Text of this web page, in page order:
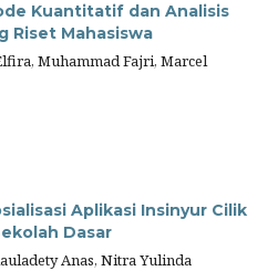
Kuantitatif dan Analisis
Riset Mahasiswa
Muhammad Fajri, Marcel
Aplikasi Insinyur Cilik
Dasar
Anas, Nitra Yulinda